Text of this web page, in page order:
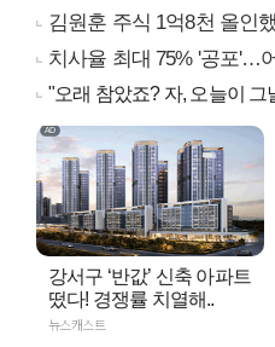
김원훈 주식 1억8천 올인
치사율 최대 75% '공포'…
"오래 참았죠? 자, 오늘이 그
강서구 ‘반값’ 신축 아파트
떴다! 경쟁률 치열해..
뉴스캐스트